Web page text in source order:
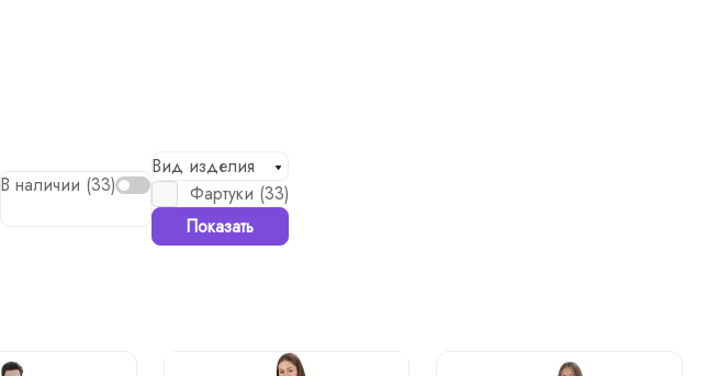
В наличии (33)
Вид изделия
Фартуки (33)
Показать